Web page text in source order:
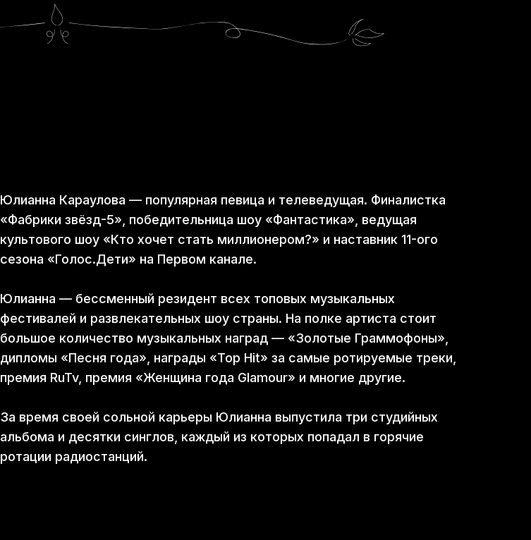
Юлианна Караулова — популярная певица и телеведущая. Финалистка
«Фабрики звёзд-5», победительница шоу «Фантастика», ведущая
культового шоу «Кто хочет стать миллионером?» и наставник 11-ого
сезона «Голос.Дети» на Первом канале.
Юлианна — бессменный резидент всех топовых музыкальных
фестивалей и развлекательных шоу страны. На полке артиста стоит
большое количество музыкальных наград — «Золотые Граммофоны»,
дипломы «Песня года», награды «Top Hit» за самые ротируемые треки,
премия RuTv, премия «Женщина года Glamour» и многие другие.
За время своей сольной карьеры Юлианна выпустила три студийных
альбома и десятки синглов, каждый из которых попадал в горячие
ротации радиостанций.